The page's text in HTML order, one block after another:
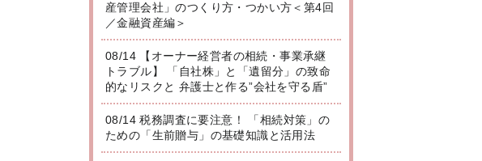
産管理会社」のつくり方・つかい方＜第4回
／金融資産編＞
08/14 【オーナー経営者の相続・事業承継
トラブル】 「自社株」と「遺留分」の致命
的なリスクと 弁護士と作る”会社を守る盾”
08/14 税務調査に要注意！ 「相続対策」の
ための「生前贈与」の基礎知識と活用法